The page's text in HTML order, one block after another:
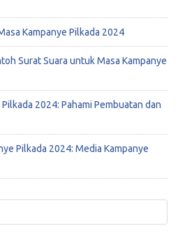
Kampanye Pilkada 2024
Surat Suara untuk Masa Kampanye
2024: Pahami Pembuatan dan
Pilkada 2024: Media Kampanye